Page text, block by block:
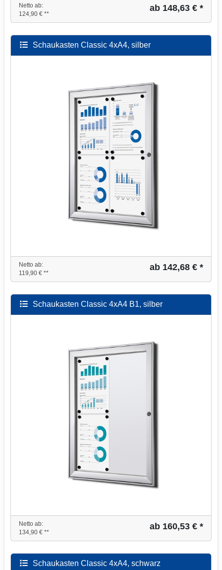
Netto ab:
124,90 € **
ab 148,63 € *
Schaukasten Classic 4xA4, silber
Netto ab:
119,90 € **
ab 142,68 € *
Schaukasten Classic 4xA4 B1, silber
Netto ab:
134,90 € **
ab 160,53 € *
Schaukasten Classic 4xA4, schwarz